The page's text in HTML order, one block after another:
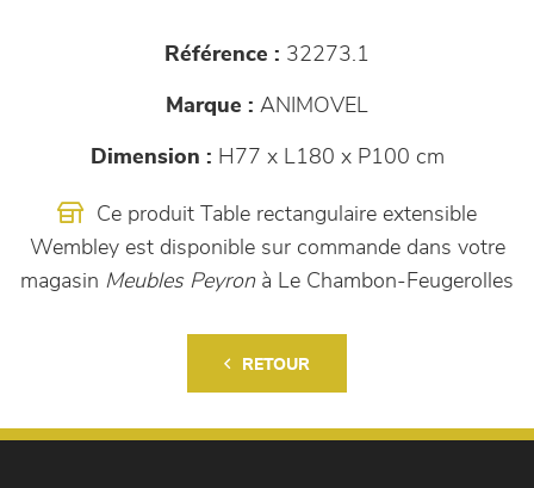
Référence : 32273.1
Marque : ANIMOVEL
Dimension : H77 x L180 x P100 cm
Ce produit Table rectangulaire extensible
Wembley est disponible sur commande dans votre
magasin Meubles Peyronà Le Chambon-Feugerolles
RETOUR